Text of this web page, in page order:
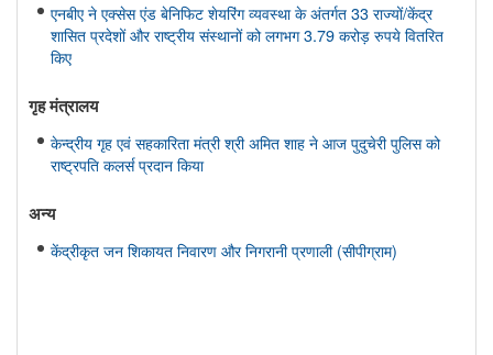
एनबीए ने एक्सेस एंड बेनिफिट शेयरिंग व्यवस्था के अंतर्गत 33 राज्यों/केंद्र
शासित प्रदेशों और राष्ट्रीय संस्थानों को लगभग 3.79 करोड़ रुपये वितरित
किए
गृह मंत्रालय
केन्द्रीय गृह एवं सहकारिता मंत्री श्री अमित शाह ने आज पुदुचेरी पुलिस को
राष्ट्रपति कलर्स प्रदान किया
अन्य
केंद्रीकृत जन शिकायत निवारण और निगरानी प्रणाली (सीपीग्राम)